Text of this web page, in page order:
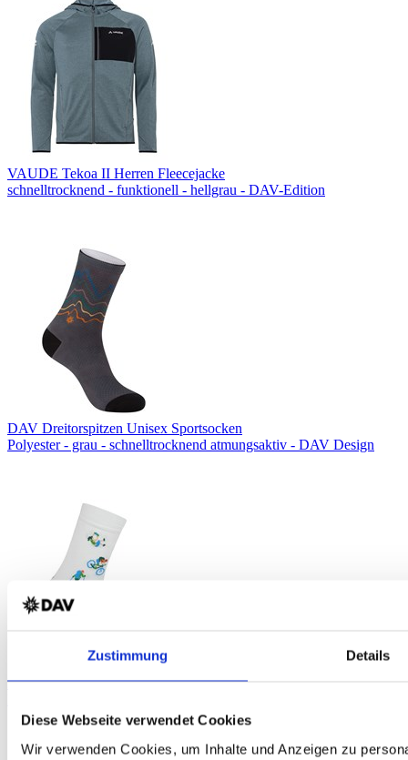
Zustimmung Details
Diese Webseite verwendet Cookies
Wir verwenden Cookies, um Inhalte und Anzeigen zu
VAUDE Tekoa II Herren Fleecejacke
schnelltrocknend - funktionell - hellgrau - DAV-Edition
DAV Dreitorspitzen Unisex Sportsocken
Polyester - grau - schnelltrocknend atmungsaktiv - DAV Design
DAV Bergsportler*innen Unisex Socken